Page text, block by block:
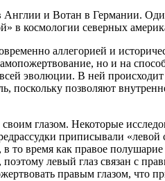
и Вотан в Германии.
в космологии северных
аллегорией и
но и на
эволюции. В ней
позволяют
глазом. Некоторые
приписывали
то время как правое
поэтому левый глаз связан
правым глазом, что